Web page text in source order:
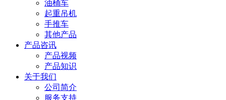
油桶车
起重吊机
手推车
其他产品
产品咨讯
产品视频
产品知识
关于我们
公司简介
服务支持